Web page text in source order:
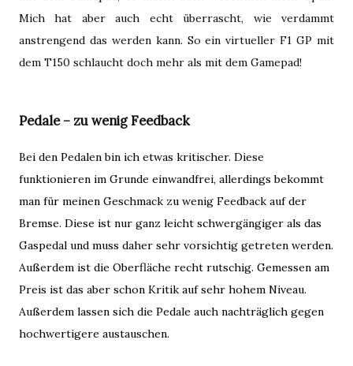
Mich hat aber auch echt überrascht, wie verdammt
anstrengend das werden kann. So ein virtueller F1 GP mit
dem T150 schlaucht doch mehr als mit dem Gamepad!
Pedale – zu wenig Feedback
Bei den Pedalen bin ich etwas kritischer. Diese
funktionieren im Grunde einwandfrei, allerdings bekommt
man für meinen Geschmack zu wenig Feedback auf der
Bremse. Diese ist nur ganz leicht schwergängiger als das
Gaspedal und muss daher sehr vorsichtig getreten werden.
Außerdem ist die Oberfläche recht rutschig. Gemessen am
Preis ist das aber schon Kritik auf sehr hohem Niveau.
Außerdem lassen sich die Pedale auch nachträglich gegen
hochwertigere austauschen.